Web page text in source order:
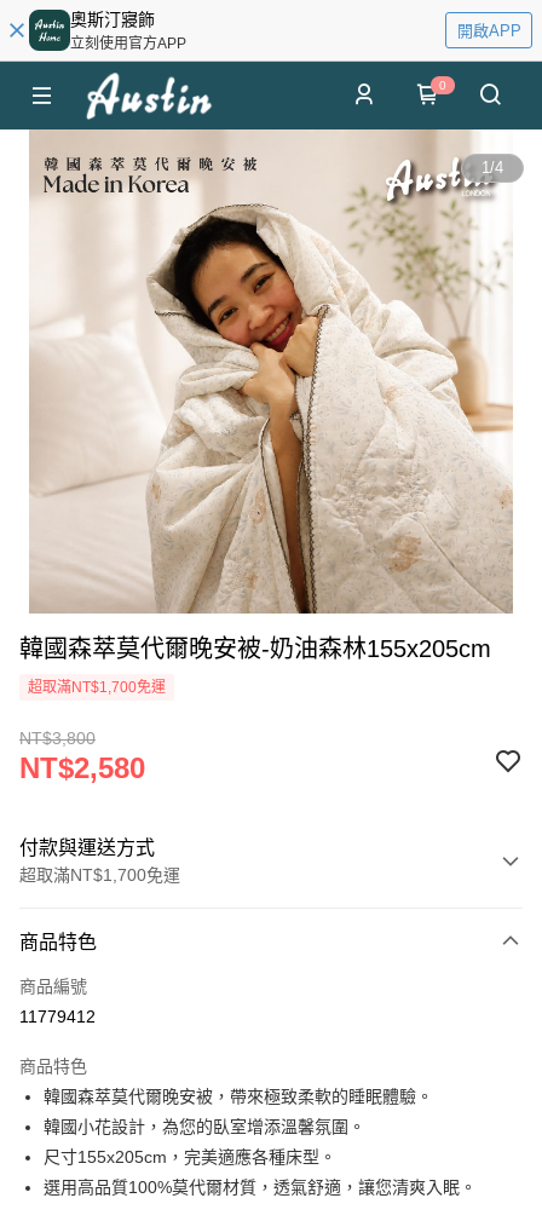
奧斯汀寢飾
立刻使用官方APP
開啟APP
0
1/4
韓國森萃莫代爾晚安被-奶油森林155x205cm
超取滿NT$1,700免運
NT$3,800
NT$2,580
付款與運送方式
超取滿NT$1,700免運
信用卡一次付款
信用卡分期付款
合作金庫商業銀行
華南商業銀行
彰化商業銀行
上海商業儲蓄銀行
台北富邦商業銀行
國泰世華商業銀行
兆豐國際商業銀行
臺灣中小企業銀行
台中商業銀行
6 期 0 利率 每期
華南商業銀行
彰化商業銀行
上海商業儲蓄銀行
台北富邦商業銀行
國泰世華商業銀行
兆豐國際商業銀行
LINE Pay
Apple Pay
商品特色
商品編號
11779412
商品特色
韓國森萃莫代爾晚安被，帶來極致柔軟的睡眠體驗。
韓國小花設計，為您的臥室增添溫馨氛圍。
尺寸155x205cm，完美適應各種床型。
選用高品質100%莫代爾材質，透氣舒適，讓您清爽入眠。